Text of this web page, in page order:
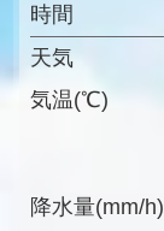
時間
天気
気温(℃)
降水量(mm/h)